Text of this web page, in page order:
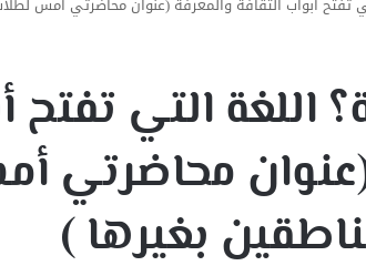
اللغة التي تفتح
(عنوان محاضرتي
بغيرها )